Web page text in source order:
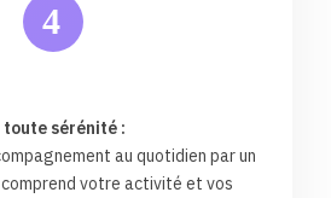
4
toute sérénité :
au quotidien par un
votre activité et vos